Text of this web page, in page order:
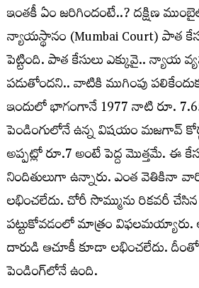
ఇంతకీ ఏం జరిగిందంటే..? దక్షిణ
న్యాయస్థానం (Mumbai Court) పాత
పెట్టింది. పాత కేసులు ఎక్కువై.. న్యాయ
పడుతోందని.. వాటికి ముగింపు
ఇందులో భాగంగానే 1977 నాటి రూ.
పెండింగులోనే ఉన్న విషయం మజగావ్
అప్పట్లో రూ.7 అంటే పెద్ద మొత్తమే. ఈ
నిందితులుగా ఉన్నారు. ఎంత వెతికినా
లభించలేదు. చోరీ సొమ్మును రికవరీ
పట్టుకోవడంలో మాత్రం విఫలమయ్యారు.
దారుడి ఆచూకీ కూడా లభించలేదు.
పెండింగ్‌లోనే ఉంది.